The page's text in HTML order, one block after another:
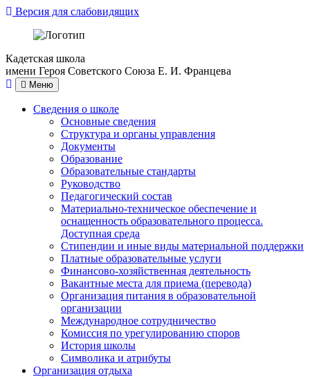
Версия для слабовидящих
Кадетская школа
имени Героя Советского Союза Е. И. Францева
Меню
Сведения о школе
Основные сведения
Структура и органы управления
Документы
Образование
Образовательные стандарты
Руководство
Педагогический состав
Материально-техническое обеспечение и
оснащенность образовательного процесса.
Доступная среда
Стипендии и иные виды материальной поддержки
Платные образовательные услуги
Финансово-хозяйственная деятельность
Вакантные места для приема (перевода)
Организация питания в образовательной
организации
Международное сотрудничество
Комиссия по урегулированию споров
История школы
Символика и атрибуты
Организация отдыха